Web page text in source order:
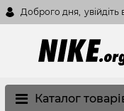
Доброго дня,
Каталог